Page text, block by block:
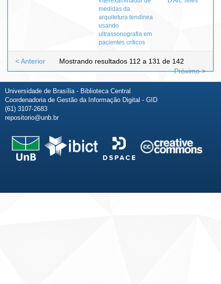
medidas da
arquitetura tendínea
usando
ultrassonografia em
pacientes críticos
Mostrando resultados 112 a 131 de 142
< Anterior
Próximo >
Universidade de Brasília - Biblioteca Central
Coordenadoria de Gestão da Informação Digital - GID
(61) 3107-2683
repositorio@unb.br